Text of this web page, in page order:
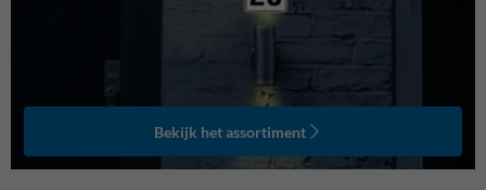
Bekijk het assortiment